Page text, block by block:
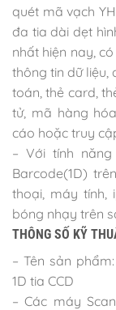
quét mã vạch
đa tia dài dẹt
nhất hiện nay,
thông tin dữ liệu,
toán, thẻ card,
tử, mã hàng
cáo hoặc truy
– Với tính
Barcode(1D)
thoại, máy tính,
bóng nhạy trên
THÔNG SỐ KỸ
– Tên sản
1D tia CCD
– Các máy